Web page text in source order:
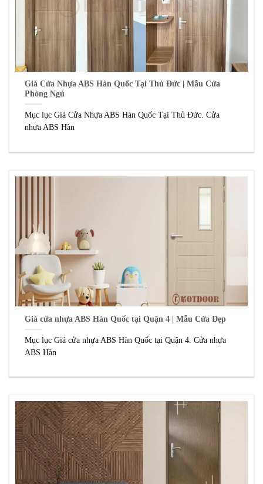
Giá Cửa Nhựa ABS Hàn Quốc Tại Thủ Đức | Mẫu Cửa
Phòng Ngủ
Mục lục Giá Cửa Nhựa ABS Hàn Quốc Tại Thủ Đức. Cửa
nhựa ABS Hàn
Giá cửa nhựa ABS Hàn Quốc tại Quận 4 | Mẫu Cửa Đẹp
Mục lục Giá cửa nhựa ABS Hàn Quốc tại Quận 4. Cửa nhựa
ABS Hàn